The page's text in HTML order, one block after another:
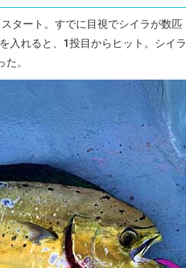
タート。すでに目視でシイラが数匹
入れると、1投目からヒット。シイラ
。